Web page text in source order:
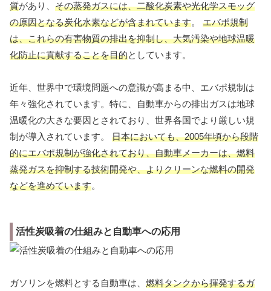
質があり、 その蒸発ガスには、二酸化炭素や光化学スモッグ
の原因となる炭化水素などが含まれています。 エバポ規制
は、これらの有害物質の排出を抑制し、大気汚染や地球温暖
化防止に貢献することを目的としています。
近年、世界中で環境問題への意識が高まる中、エバポ規制は
年々強化されています。特に、自動車からの排出ガスは地球
温暖化の大きな要因とされており、世界各国でより厳しい規
制が導入されています。 日本においても、2005年頃から段階
的にエバポ規制が強化されており、自動車メーカーは、燃料
蒸発ガスを抑制する技術開発や、よりクリーンな燃料の開発
などを進めています。
活性炭吸着の仕組みと自動車への応用
ガソリンを燃料とする自動車は、 燃料タンクから揮発するガ